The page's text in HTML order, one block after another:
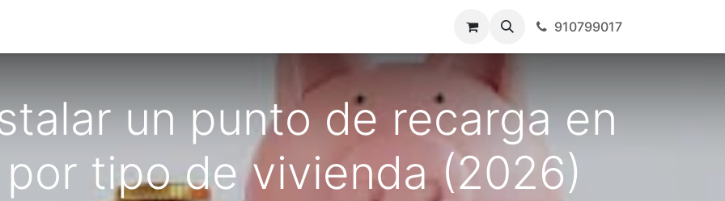
910799017
un punto de recarga en
tipo de vivienda (2026)